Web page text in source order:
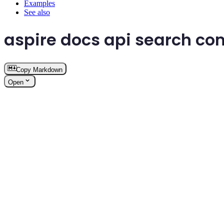
Examples
See also
aspire docs api search
Copy Markdown
Open